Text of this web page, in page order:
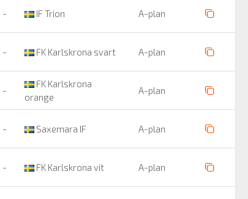
- IF Trion A-plan
- FK Karlskrona svart A-plan
-
FK Karlskrona
orange
A-plan
- Saxemara IF A-plan
- FK Karlskrona vit A-plan